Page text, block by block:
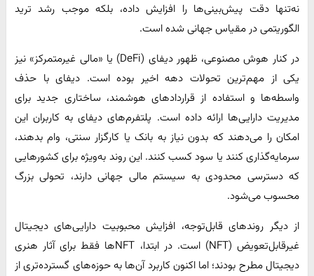
نه‌تنها دقت پیش‌بینی‌ها را افزایش داده، بلکه موجب رشد ترید
الگوریتمی در مقیاس جهانی شده است.
در کنار هوش مصنوعی، ظهور دیفای (DeFi) یا «مالی غیرمتمرکز» نیز
یکی از مهم‌ترین تحولات دهه اخیر بوده است. دیفای با حذف
واسطه‌ها و استفاده از قراردادهای هوشمند، ساختاری جدید برای
مدیریت دارایی‌ها ارائه داده است. پلتفرم‌های دیفای به کاربران این
امکان را می‌دهند که بدون نیاز به بانک یا کارگزار سنتی، وام بدهند،
سرمایه‌گذاری کنند یا سود کسب کنند. این روند به‌ویژه برای کشورهایی
که دسترسی محدودی به سیستم مالی جهانی دارند، تحولی بزرگ
محسوب می‌شود.
از دیگر روندهای قابل‌توجه، افزایش محبوبیت دارایی‌های دیجیتال
غیرقابل‌تعویض (NFT) است. در ابتدا، NFTها فقط برای آثار هنری
دیجیتال مطرح بودند؛ اما اکنون کاربرد آن‌ها به حوزه‌های گسترده‌تری از